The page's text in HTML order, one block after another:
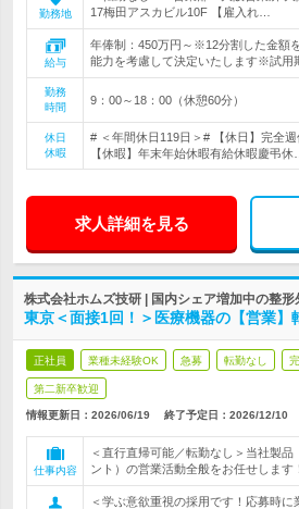
勤務地
17梅田アスカビル10F 【雇入れ…
給与
年俸制：450万円～※12分割した金額
能力を考慮して決定いたします※試
勤務
時間
9：00～18：00（休憩60分）
休日
休暇
# ＜年間休日119日＞# 【休日】完全
【休暇】年末年始休暇有給休暇慶弔休…
求人詳細を見る
株式会社ホムズ技研 | 国内シェア増加中の整
東京＜面接1回！＞医療機器の【営業
正社員 業種未経験OK 急募 転勤なし
第二新卒歓迎
情報更新日：2026/06/19 終了予定日： 2026/12/10
仕事内容
＜直行直帰可能／転勤なし＞当社製品
ント）の営業活動全般をお任せします！
＜学ぶ意欲重視の採用です！応募時